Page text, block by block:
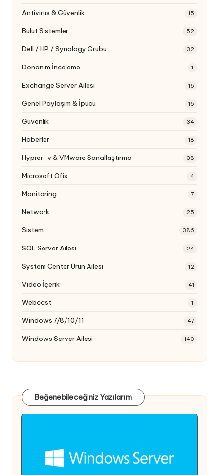
Antivirus & Güvenlik 15
Bulut Sistemler 52
Dell / HP / Synology Grubu 32
Donanım İnceleme 1
Exchange Server Ailesi 15
Genel Paylaşım & İpucu 16
Güvenlik 34
Haberler 18
Hyprer-v & VMware Sanallaştırma 38
Microsoft Ofis 4
Monitoring 7
Network 25
Sistem 386
SQL Server Ailesi 24
System Center Ürün Ailesi 12
Video İçerik 41
Webcast 1
Windows 7/8/10/11 47
Windows Server Ailesi 140
Beğenebileceğiniz Yazılarım